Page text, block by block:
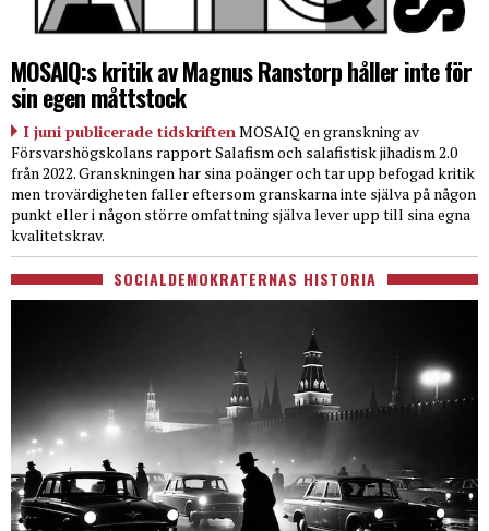
MOSAIQ:s kritik av Magnus Ranstorp håller inte för
sin egen måttstock
I juni publicerade tidskriften MOSAIQ en granskning av
Försvarshögskolans rapport Salafism och salafistisk jihadism 2.0
från 2022. Granskningen har sina poänger och tar upp befogad kritik
men trovärdigheten faller eftersom granskarna inte själva på någon
punkt eller i någon större omfattning själva lever upp till sina egna
kvalitetskrav.
SOCIALDEMOKRATERNAS HISTORIA